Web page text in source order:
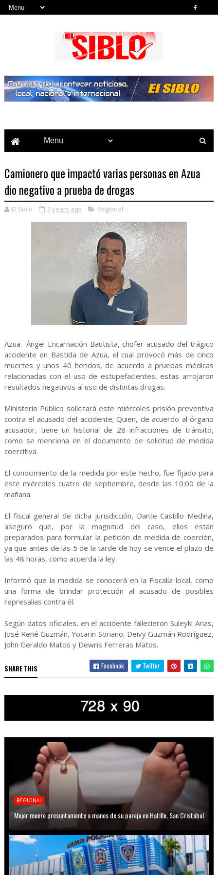
Camionero que impactó varias personas en Azua
dio negativo a prueba de drogas
El Siblo 2 years ago Regional
Azua- Ángel Encarnación Bautista, chofer acusado del trágico
accidente en Bastida de Azua, el cual provocó más de cinco
muertes y unos 40 heridos, de acuerdo a pruebas médicas
relacionadas con el uso de estupefacientes, estas arrojaron
resultados negativos al uso de distintas drogas.
Ministerio Público solicitará este miércoles prisión preventiva
contra el acusado del accidente; Quien, de acuerdo al órgano
acusador, tiene un historial de 28 infracciones de tránsito,
como se menciona en el documento de solicitud de medida
coercitiva.
El conocimiento de la medida por este hecho, fue fijado para
este miércoles cuatro de septiembre, desde las 10:00 de la
mañana.
El fiscal general de dicha jurisdicción, Dante Castillo Medina,
aseguró que, por la magnitud del caso, ellos están
preparados para formular la petición de medida de coerción,
ya que antes de las 5 de la tarde de hoy se vence el plazo de
las 48 horas, como acuerda la ley.
Informó que la medida se conocerá en la Fiscalía local, como
una forma de brindar protección al acusado de posibles
represalias contra él.
Según datos oficiales, en el accidente fallecieron Suleyki Arias,
José Reñé Guzmán, Yocarin Soriano, Deivy Guzmán Rodríguez,
John Geraldo Matos y Dewris Ferreras Matos.
SHARE THIS Facebook Twitter
REGIONAL
Mujer muere presuntamente a manos de su pareja en Hatillo, San Cristóbal